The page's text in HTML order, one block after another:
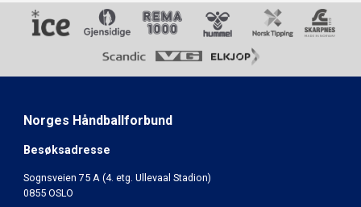
Norges Håndballforbund
Besøksadresse
Sognsveien 75 A (4. etg. Ullevaal Stadion)
0855 OSLO